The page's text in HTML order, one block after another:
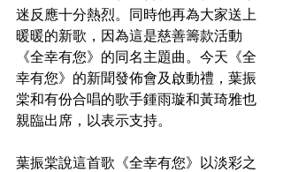
迷反應十分熱烈。同時他再為大家送上
暖暖的新歌，因為這是慈善籌款活動
《全幸有您》的同名主題曲。今天《全
幸有您》的新聞發佈會及啟動禮，葉振
棠和有份合唱的歌手鍾雨璇和黃琦雅也
親臨出席，以表示支持。
葉振棠說這首歌《全幸有您》以淡彩之